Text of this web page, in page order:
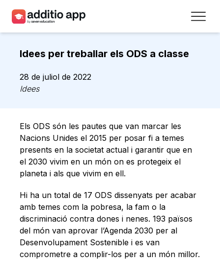
Recursos
Accés
Registra’t
Contacte
Català
Idees per treballar els ODS a classe
28 de juliol de 2022
Idees
Els ODS són les pautes que van marcar les
Nacions Unides el 2015 per posar fi a temes
presents en la societat actual i garantir que en
el 2030 vivim en un món on es protegeix el
planeta i als que vivim en ell.
Hi ha un total de 17 ODS dissenyats per acabar
amb temes com la pobresa, la fam o la
discriminació contra dones i nenes. 193 països
del món van aprovar l’Agenda 2030 per al
Desenvolupament Sostenible i es van
comprometre a complir-los per a un món millor.